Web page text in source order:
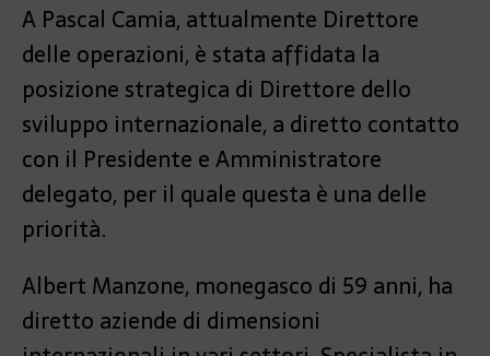
A Pascal Camia, attualmente Direttore
delle operazioni, è stata affidata la
posizione strategica di Direttore dello
sviluppo internazionale, a diretto contatto
con il Presidente e Amministratore
delegato, per il quale questa è una delle
priorità.
Albert Manzone, monegasco di 59 anni, ha
diretto aziende di dimensioni